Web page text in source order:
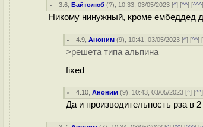
3.6 ,Байтолюб (?), 10:33, 03/05/2023 [^] [^^] [^^^
Никому нинужный, кроме ембеддед
4.9 ,Аноним (9), 10:41, 03/05/2023 [^] [^^] [
>решeта типа альпина
fixed
4.10 ,Аноним (9), 10:43, 03/05/2023 [^] [^^
Да и производительность рза в